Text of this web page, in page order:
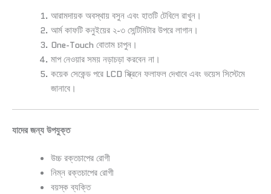
আরামদায়ক অবস্থায় বসুন এবং হাতটি টেবিলে রাখুন।
আর্ম কাফটি কনুইয়ের ২-৩ সেন্টিমিটার উপরে লাগান।
One-Touch বোতাম চাপুন।
মাপ নেওয়ার সময় নড়াচড়া করবেন না।
কয়েক সেকেন্ড পরে LCD স্ক্রিনে ফলাফল দেখাবে এবং ভয়েস সিস্টেমে
জানাবে।
যাদের জন্য উপযুক্ত
উচ্চ রক্তচাপের রোগী
নিম্ন রক্তচাপের রোগী
বয়স্ক ব্যক্তি